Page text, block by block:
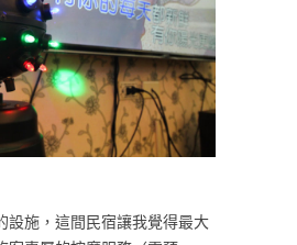
設施，這間民宿讓我覺得最大